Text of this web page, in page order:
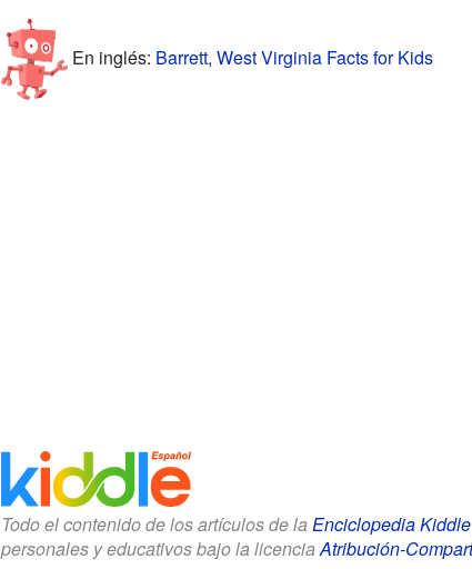
En inglés: Barrett, West Virginia Facts for Kids
Todo el contenido de los artículos de la Enciclopedia Kiddle
personales y educativos bajo la licenciaAtribución-